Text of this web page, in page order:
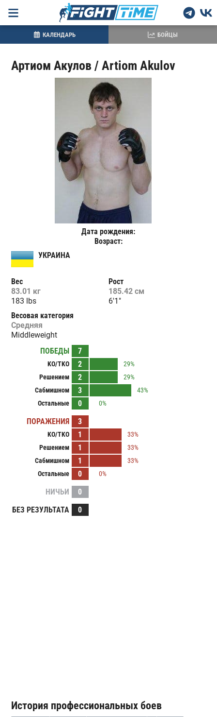
Артиом Акулов / Artiom Akulov
Дата рождения:
Возраст:
УКРАИНА
Вес
83.01 кг
183 lbs
Рост
185.42 см
6'1"
Весовая категория
Средняя
Middleweight
ПОБЕДЫ
7
KO/TKO 2
29%
Решением
2
29%
Сабмишном
3
43%
Остальные
0 0%
ПОРАЖЕНИЯ 3
KO/TKO 1
33%
Решением
1
33%
Сабмишном
1
33%
Остальные
0 0%
НИЧЬИ
0
БЕЗ РЕЗУЛЬТАТА
0
История профессиональных боев
КАЛЕНДАРЬ БОЙЦЫ